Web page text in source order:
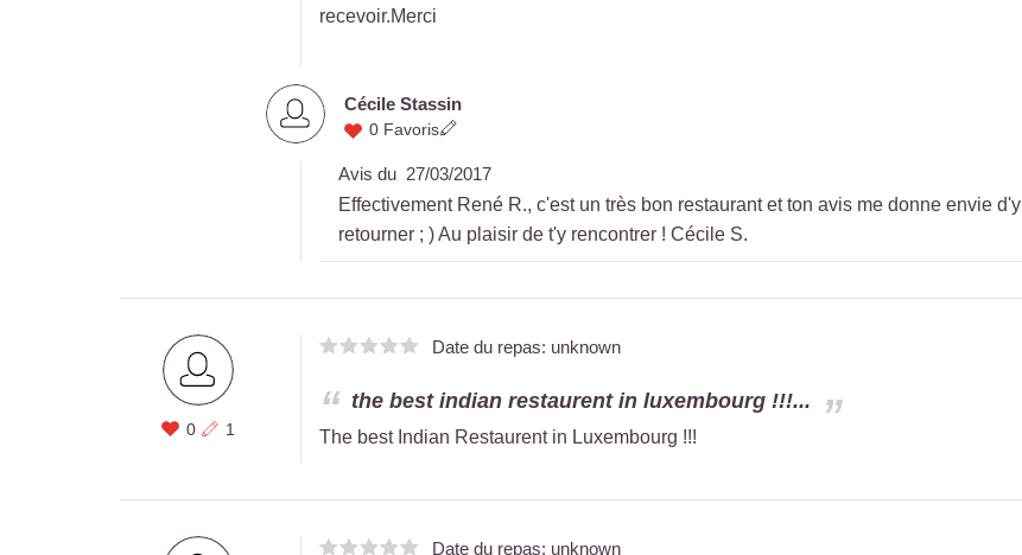
recevoir.Merci
Cécile Stassin
0 Favoris
Avis du 27/03/2017
Effectivement René R., c'est un très bon restaurant et ton avis me donne envie d'y
retourner ; ) Au plaisir de t'y rencontrer ! Cécile S.
0 1
Date du repas: unknown
the best indian restaurent in luxembourg !!!...
The best Indian Restaurent in Luxembourg !!!
Date du repas: unknown